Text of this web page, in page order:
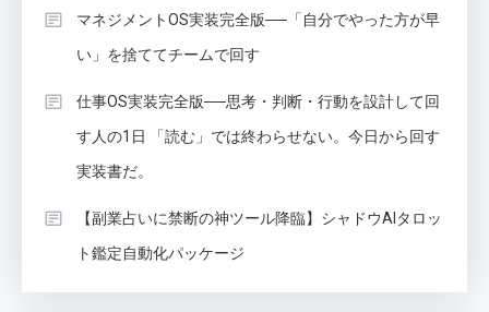
マネジメントOS実装完全版──「自分でやった方が早
い」を捨ててチームで回す
仕事OS実装完全版──思考・判断・行動を設計して回
す人の1日 「読む」では終わらせない。今日から回す
実装書だ。
【副業占いに禁断の神ツール降臨】シャドウAIタロッ
ト鑑定自動化パッケージ